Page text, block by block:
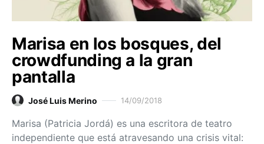
Marisa en los bosques, del
crowdfunding a la gran
pantalla
José Luis Merino 14/09/2018
Marisa (Patricia Jordá) es una escritora de teatro
independiente que está atravesando una crisis vital: